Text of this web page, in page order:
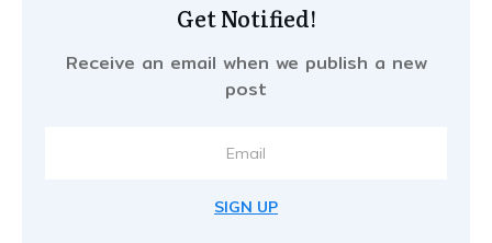
Get Notified!
Receive an email when we publish a new
post
SIGN UP